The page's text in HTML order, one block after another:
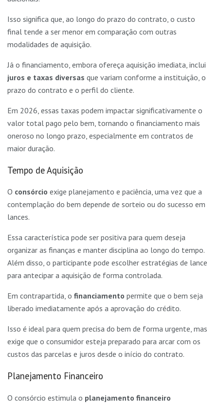
Isso significa que, ao longo do prazo do contrato, o custo
final tende a ser menor em comparação com outras
modalidades de aquisição.
Já o financiamento, embora ofereça aquisição imediata, inclui
juros e taxas diversas que variam conforme a instituição, o
prazo do contrato e o perfil do cliente.
Em 2026, essas taxas podem impactar significativamente o
valor total pago pelo bem, tornando o financiamento mais
oneroso no longo prazo, especialmente em contratos de
maior duração.
Tempo de Aquisição
O consórcio exige planejamento e paciência, uma vez que a
contemplação do bem depende de sorteio ou do sucesso em
lances.
Essa característica pode ser positiva para quem deseja
organizar as finanças e manter disciplina ao longo do tempo.
Além disso, o participante pode escolher estratégias de lance
para antecipar a aquisição de forma controlada.
Em contrapartida, o financiamento permite que o bem seja
liberado imediatamente após a aprovação do crédito.
Isso é ideal para quem precisa do bem de forma urgente, mas
exige que o consumidor esteja preparado para arcar com os
custos das parcelas e juros desde o início do contrato.
Planejamento Financeiro
O consórcio estimula o planejamento financeiro